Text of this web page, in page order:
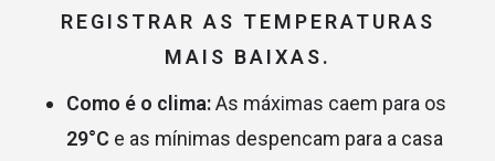
REGISTRAR AS TEMPERATURAS
MAIS BAIXAS.
Como é o clima:As máximas caem para os
29°C e as mínimas despencam para a casa